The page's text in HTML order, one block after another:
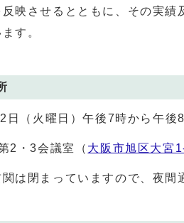
反映させるとともに、その実
す。
日（火曜日）午後7時から午後
2・3会議室（ 大阪市旭区大宮
関は閉まっていますので、夜間